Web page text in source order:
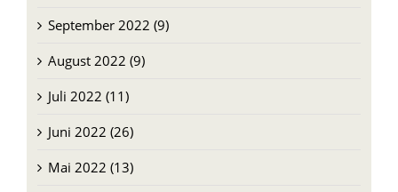
September 2022 (9)
August 2022 (9)
Juli 2022 (11)
Juni 2022 (26)
Mai 2022 (13)